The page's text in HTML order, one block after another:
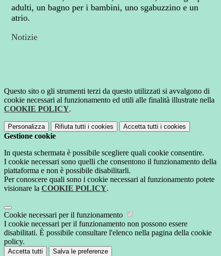
adulti, un bagno per i bambini, uno sgabuzzino e un
atrio.
Notizie
Questo sito o gli strumenti terzi da questo utilizzati si avvalgono di
cookie necessari al funzionamento ed utili alle finalità illustrate nella
COOKIE POLICY.
Personalizza Rifiuta tutti i cookies Accetta tutti i cookies
Gestione cookie
In questa schermata è possibile scegliere quali cookie consentire.
I cookie necessari sono quelli che consentono il funzionamento della
piattaforma e non è possibile disabilitarli.
Per conoscere quali sono i cookie necessari al funzionamento potete
visionare la COOKIE POLICY.
Cookie necessari per il funzionamento
I cookie necessari per il funzionamento non possono essere
disabilitati. È possibile consultare l'elenco nella pagina della cookie
policy.
Accetta tutti Salva le preferenze